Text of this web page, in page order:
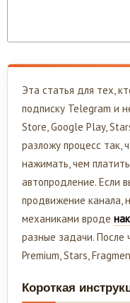
Эта статья для тех,
подписку Telegram и
Store, Google Play,
разложу процесс так,
нажимать, чем
автопродление. Если
продвижение канала,
механиками вроде
разные задачи. После
Premium, Stars,
Короткая